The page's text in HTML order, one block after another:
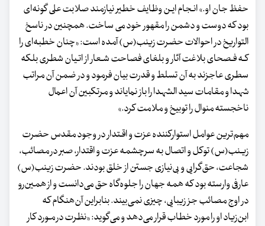
حفظ جان او.»انـجام ایـن وظایف خطیر نیازمند صلابت علی گونه‌ای
بود که دوست و دشمن را مقهور خود می ساخت. همچنین در ناسخ‌
التواریخ‌ در احوالات حضرت زینب(س) آمده‌ است:«چنان خطبه‌ای را
کـه فـصحای بلاغت آثار و بلغای فصاحت شـعار از اتـیان شطری بلکه‌
سطری عاجزند به آن تسلط و قدرت بیان فرمود و در ضمن‌ آن مراتب
شهدا و مقامات‌ سید الشهدا را باز نمایاند و مرتکبین آن اعمال
ناخجسته منوال را توبیخ و ملامت کرد.»
مهم‌ترین عوامل استوارکننده عزت و اقـتدار در وجود مقدس‌ حضرت‌
زیـنب‌(س) توکل و اتصال به سرچشمه عزت و اقتدار، صبر در مصائب،
شجاعت، حق‌گرایی‌ و بی‌نیازی‌ جستن‌ از خلق بودند. حضرت زینب(س)
عارفی وارسته بود که همه جهان را جلوه‌گاه‌ حق می‌دانست و از همین‌رو
در اوج‌ مصائب جز زیبایی، چیزی‌ نمی‌بیند. بنابراین آن‌هنگام که
ابن‌زیاد او را مورد خطاب قرار می‌دهد و می‌گوید: «نظرت در مـورد کار